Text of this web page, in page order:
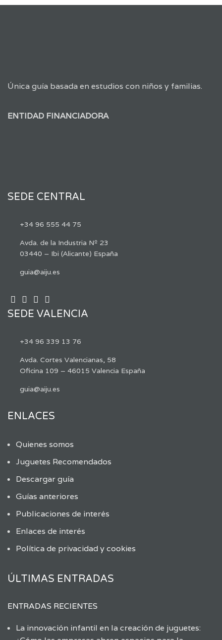
Única guía basada en estudios con niños y familias.
ENTIDAD FINANCIADORA
SEDE CENTRAL
+34 96 555 44 75
Avda. de la Industria Nº 23
03440 – Ibi (Alicante) España
guia@aiju.es
SEDE VALENCIA
+34 96 339 13 76
Avda. Cortes Valencianas, 58
Oficina 109 – 46015 Valencia España
guia@aiju.es
ENLACES
Quienes somos
Juguetes Recomendados
Descargar guía
Guías anteriores
Publicaciones de interés
Enlaces de interés
Política de privacidad y cookies
ÚLTIMAS ENTRADAS
ENTRADAS RECIENTES
La innovación infantil en la creación de juguetes: